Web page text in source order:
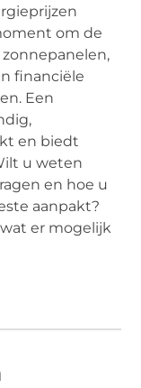
om de
financiële
Een
en biedt
u weten
en hoe u
aanpakt?
er mogelijk